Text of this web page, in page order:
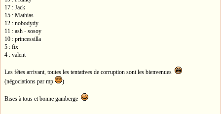
17 : Jack
15 : Mathias
12 : nobodydy
11 : ash - sosoy
10 : princessilla
5 : fix
4 : valent
Les fêtes arrivant, toutes les tentatives de corruption sont les bienvenues
(négociations par mp
)
Bises à tous et bonne gamberge